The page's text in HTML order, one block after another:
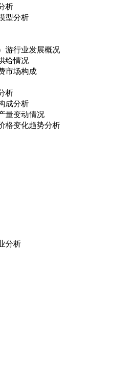
析
型分析
行业发展概况
给情况
市场构成
析
成分析
量变动情况
变化趋势分析
分析